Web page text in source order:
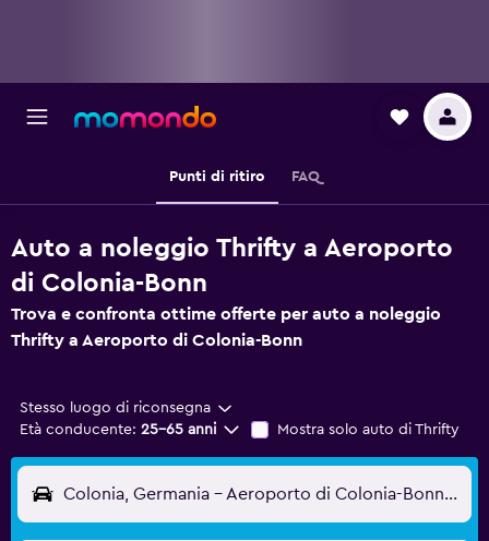
Punti di ritiro FAQ
Auto a noleggio Thrifty a Aeroporto
di Colonia-Bonn
Trova e confronta ottime offerte per auto a noleggio
Thrifty a Aeroporto di Colonia-Bonn
Stesso luogo di riconsegna
Età conducente: 25-65 anni Mostra solo auto di Thrifty
Colonia, Germania - Aeroporto di Colonia-Bonn (CGN)